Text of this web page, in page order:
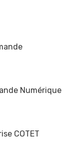
Numérique
COTET